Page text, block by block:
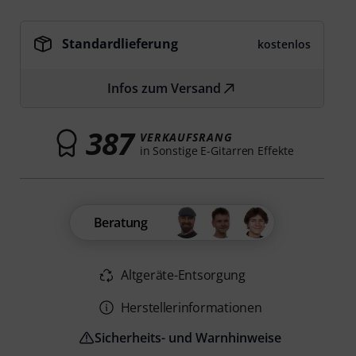
Standardlieferung kostenlos
Infos zum Versand
387 VERKAUFSRANG
in Sonstige E-Gitarren Effekte
Beratung
Altgeräte-Entsorgung
Herstellerinformationen
Sicherheits- und Warnhinweise